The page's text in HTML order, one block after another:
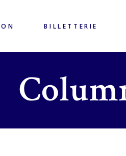
BILLETTERIE